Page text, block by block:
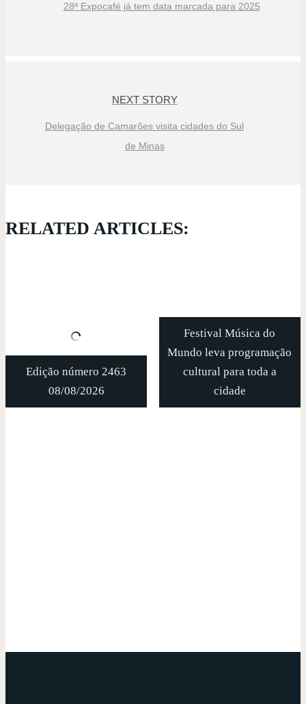
28ª Expocafé já tem data marcada para 2025
NEXT STORY
Delegação de Camarões visita cidades do Sul
de Minas
RELATED ARTICLES:
Edição número 2463
08/08/2026
Festival Música do
Mundo leva programação
cultural para toda a
cidade